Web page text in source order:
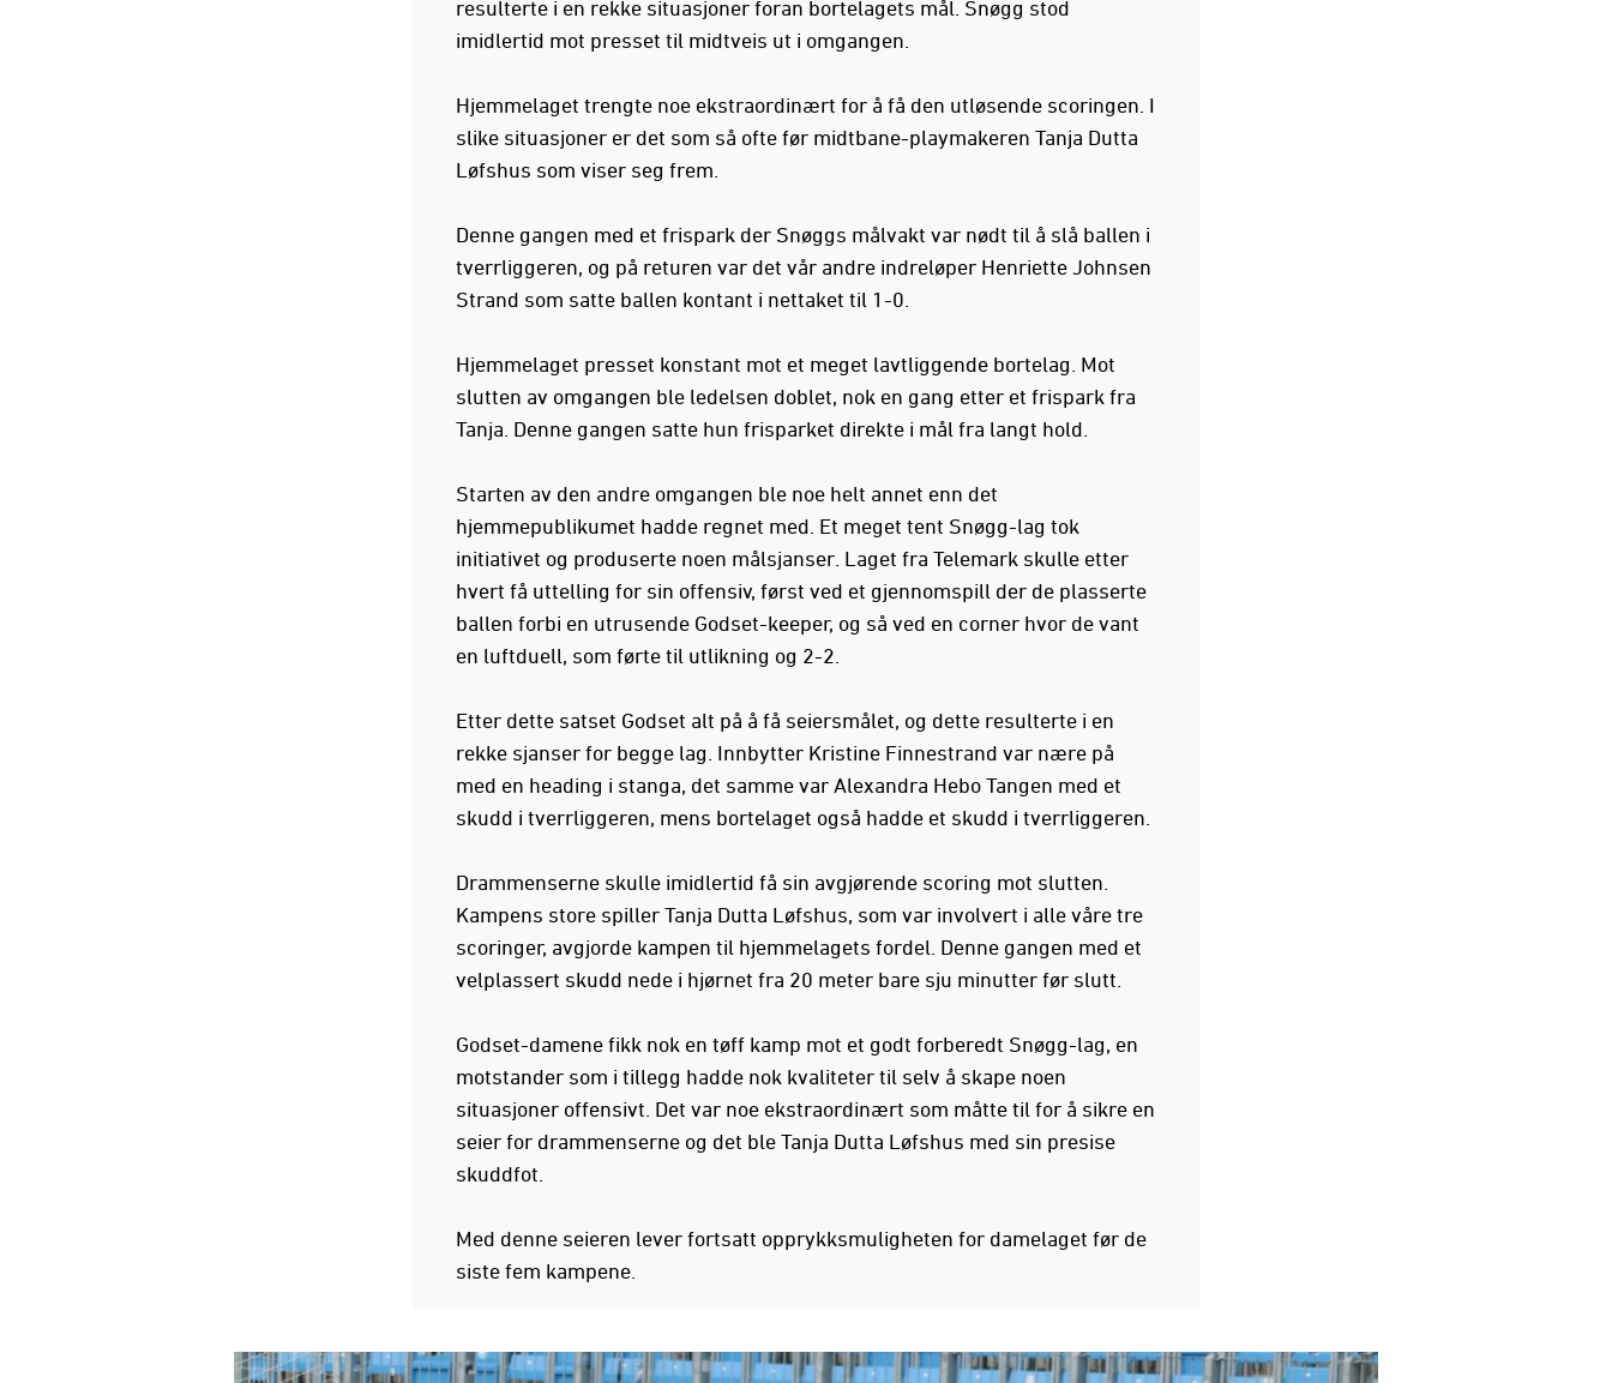
resulterte i en rekke situasjoner foran bortelagets mål. Snøgg stod
imidlertid mot presset til midtveis ut i omgangen.
Hjemmelaget trengte noe ekstraordinært for å få den utløsende scoringen. I
slike situasjoner er det som så ofte før midtbane-playmakeren Tanja Dutta
Løfshus som viser seg frem.
Denne gangen med et frispark der Snøggs målvakt var nødt til å slå ballen i
tverrliggeren, og på returen var det vår andre indreløper Henriette Johnsen
Strand som satte ballen kontant i nettaket til 1-0.
Hjemmelaget presset konstant mot et meget lavtliggende bortelag. Mot
slutten av omgangen ble ledelsen doblet, nok en gang etter et frispark fra
Tanja. Denne gangen satte hun frisparket direkte i mål fra langt hold.
Starten av den andre omgangen ble noe helt annet enn det
hjemmepublikumet hadde regnet med. Et meget tent Snøgg-lag tok
initiativet og produserte noen målsjanser. Laget fra Telemark skulle etter
hvert få uttelling for sin offensiv, først ved et gjennomspill der de plasserte
ballen forbi en utrusende Godset-keeper, og så ved en corner hvor de vant
en luftduell, som førte til utlikning og 2-2.
Etter dette satset Godset alt på å få seiersmålet, og dette resulterte i en
rekke sjanser for begge lag. Innbytter Kristine Finnestrand var nære på
med en heading i stanga, det samme var Alexandra Hebo Tangen med et
skudd i tverrliggeren, mens bortelaget også hadde et skudd i tverrliggeren.
Drammenserne skulle imidlertid få sin avgjørende scoring mot slutten.
Kampens store spiller Tanja Dutta Løfshus, som var involvert i alle våre tre
scoringer, avgjorde kampen til hjemmelagets fordel. Denne gangen med et
velplassert skudd nede i hjørnet fra 20 meter bare sju minutter før slutt.
Godset-damene fikk nok en tøff kamp mot et godt forberedt Snøgg-lag, en
motstander som i tillegg hadde nok kvaliteter til selv å skape noen
situasjoner offensivt. Det var noe ekstraordinært som måtte til for å sikre en
seier for drammenserne og det ble Tanja Dutta Løfshus med sin presise
skuddfot.
Med denne seieren lever fortsatt opprykksmuligheten for damelaget før de
siste fem kampene.